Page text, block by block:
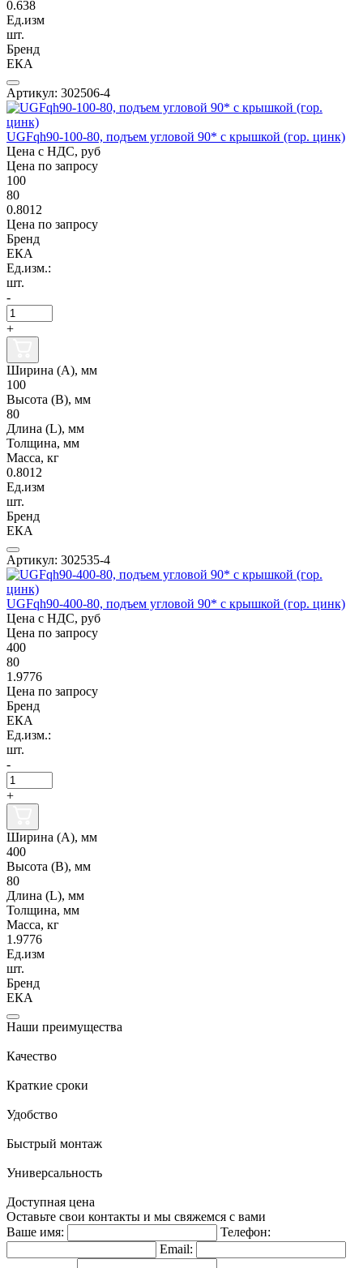
0.638
Ед.изм
шт.
Бренд
ЕКА
Артикул: 302506-4
UGFqh90-100-80, подъем угловой 90* с крышкой (гор. цинк)
Цена с НДС, руб
Цена по запросу
100
80
0.8012
Цена по запросу
Бренд
ЕКА
Ед.изм.:
шт.
-
+
Ширина (А), мм
100
Высота (В), мм
80
Длина (L), мм
Толщина, мм
Масса, кг
0.8012
Ед.изм
шт.
Бренд
ЕКА
Артикул: 302535-4
UGFqh90-400-80, подъем угловой 90* с крышкой (гор. цинк)
Цена с НДС, руб
Цена по запросу
400
80
1.9776
Цена по запросу
Бренд
ЕКА
Ед.изм.:
шт.
-
+
Ширина (А), мм
400
Высота (В), мм
80
Длина (L), мм
Толщина, мм
Масса, кг
1.9776
Ед.изм
шт.
Бренд
ЕКА
Наши преимущества
Качество
Краткие сроки
Удобство
Быстрый монтаж
Универсальность
Доступная цена
Оставьте свои контакты и мы свяжемся с вами
Ваше имя:
Телефон:
Email: